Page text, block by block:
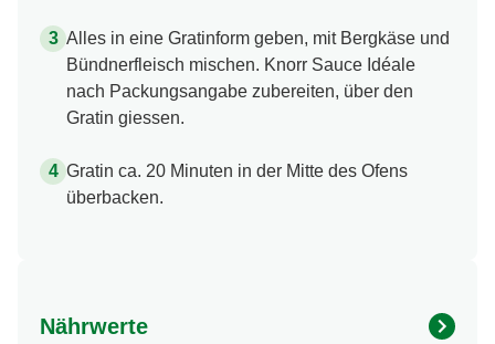
Alles in eine Gratinform geben, mit Bergkäse und
Bündnerfleisch mischen. Knorr Sauce Idéale
nach Packungsangabe zubereiten, über den
Gratin giessen.
Gratin ca. 20 Minuten in der Mitte des Ofens
überbacken.
Nährwerte